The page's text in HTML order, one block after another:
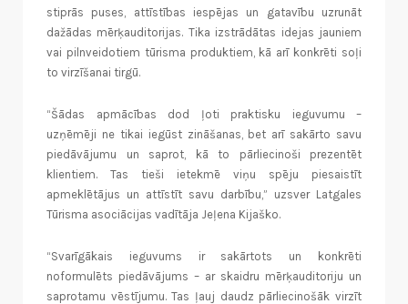
stiprās puses, attīstības iespējas un gatavību uzrunāt
dažādas mērķauditorijas. Tika izstrādātas idejas jauniem
vai pilnveidotiem tūrisma produktiem, kā arī konkrēti soļi
to virzīšanai tirgū.
“Šādas apmācības dod ļoti praktisku ieguvumu –
uzņēmēji ne tikai iegūst zināšanas, bet arī sakārto savu
piedāvājumu un saprot, kā to pārliecinoši prezentēt
klientiem. Tas tieši ietekmē viņu spēju piesaistīt
apmeklētājus un attīstīt savu darbību,” uzsver Latgales
Tūrisma asociācijas vadītāja Jeļena Kijaško.
“Svarīgākais ieguvums ir sakārtots un konkrēti
noformulēts piedāvājums – ar skaidru mērķauditoriju un
saprotamu vēstījumu. Tas ļauj daudz pārliecinošāk virzīt